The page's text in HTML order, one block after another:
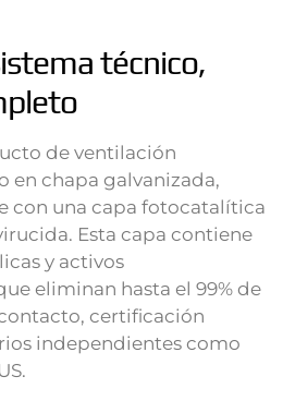
técnico,
de ventilación
en chapa galvanizada,
con una capa fotocatalítica
Esta capa contiene
y activos
eliminan hasta el 99% de
certificación
independientes como